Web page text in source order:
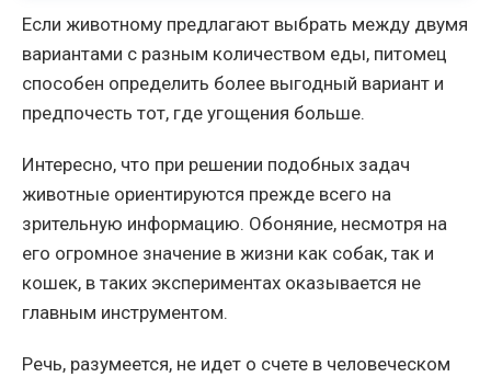
Если животному предлагают выбрать между двумя
вариантами с разным количеством еды, питомец
способен определить более выгодный вариант и
предпочесть тот, где угощения больше.
Интересно, что при решении подобных задач
животные ориентируются прежде всего на
зрительную информацию. Обоняние, несмотря на
его огромное значение в жизни как собак, так и
кошек, в таких экспериментах оказывается не
главным инструментом.
Речь, разумеется, не идет о счете в человеческом